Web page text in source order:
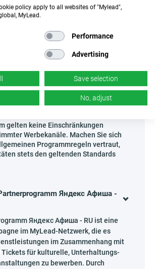
Musik,
eigenen Newslettern aus dem
die Nischen-Communities von Kunst-,
Live-Event-Fans betreuen.
an Transparenz sowie gute Affiliate-
Empfängern hohe Qualität und
bieten.
gelten keine Einschränkungen
Werbekanäle. Machen Sie sich
Programmregeln vertraut,
stets den geltenden Standards
Яндекс Афиша -
Яндекс Афиша - RU ist eine
im MyLead-Netzwerk, die es
im Zusammenhang mit
Tickets für kulturelle, Unterhaltungs-
zu bewerben. Durch
policy apply to all websites of "Mylead",
MyLead.
Performance
Advertising
Save selection
No, adjust